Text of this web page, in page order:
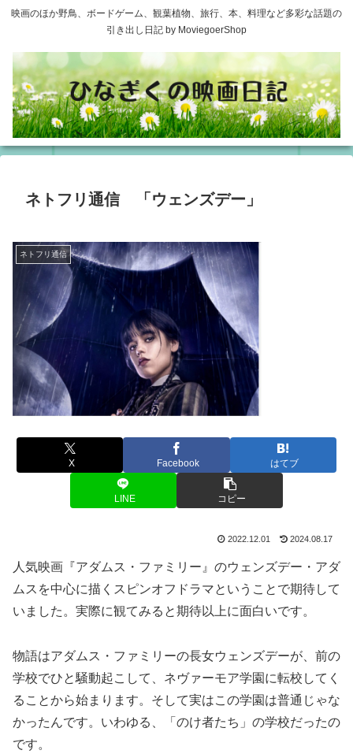
映画のほか野鳥、ボードゲーム、観葉植物、旅行、本、料理など多彩な話題の
引き出し日記 by MoviegoerShop
ネトフリ通信 「ウェンズデー」
ネトフリ通信
X Facebook はてブ
LINE コピー
2022.12.01 2024.08.17
人気映画『アダムス・ファミリー』のウェンズデー・アダ
ムスを中心に描くスピンオフドラマということで期待して
いました。実際に観てみると期待以上に面白いです。
物語はアダムス・ファミリーの長女ウェンズデーが、前の
学校でひと騒動起こして、ネヴァーモア学園に転校してく
ることから始まります。そして実はこの学園は普通じゃな
かったんです。いわゆる、「のけ者たち」の学校だったの
です。